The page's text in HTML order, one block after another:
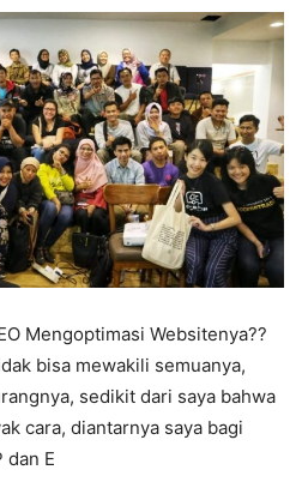
Mengoptimasi Websitenya??
bisa mewakili semuanya,
sedikit dari saya bahwa
cara, diantarnya saya bagi
dan E